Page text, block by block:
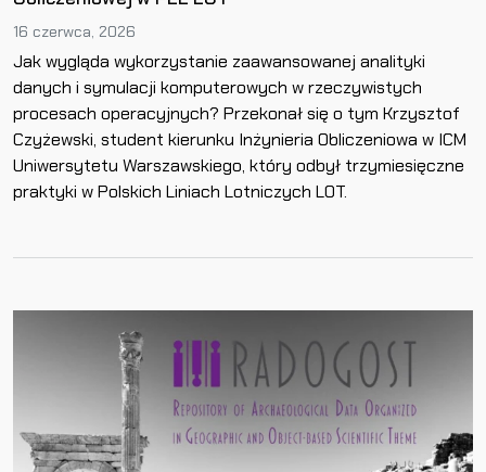
16 czerwca, 2026
Jak wygląda wykorzystanie zaawansowanej analityki
danych i symulacji komputerowych w rzeczywistych
procesach operacyjnych? Przekonał się o tym Krzysztof
Czyżewski, student kierunku Inżynieria Obliczeniowa w ICM
Uniwersytetu Warszawskiego, który odbył trzymiesięczne
praktyki w Polskich Liniach Lotniczych LOT.